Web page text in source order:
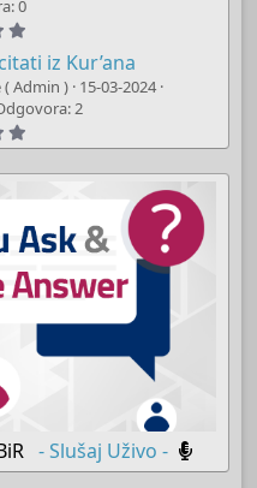
s
)
0
0
0
s
t
(
s
iz Kur’ana
Admin ) 15-03-2024
2
.
0
a
r
s
)
- Slušaj Uživo -